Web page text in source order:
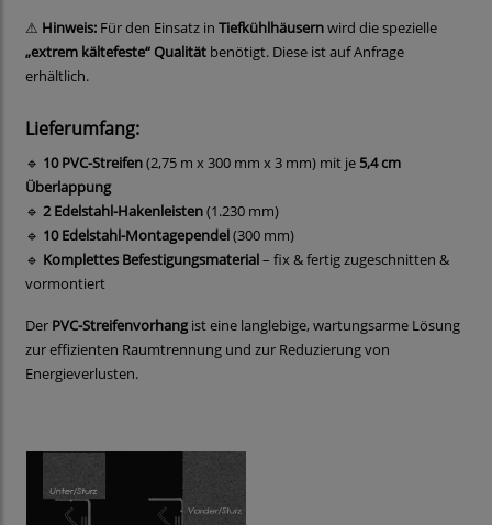
⚠ Hinweis: Für den Einsatz in Tiefkühlhäusernwird die spezielle
„extrem kältefeste“ Qualität benötigt. Diese ist auf Anfrage
erhältlich.
Lieferumfang:
🔹 10 PVC-Streifen(2,75 m x 300 mm x 3 mm) mit je 5,4 cm
Überlappung
🔹 2 Edelstahl-Hakenleisten(1.230 mm)
🔹 10 Edelstahl-Montagependel(300 mm)
🔹 Komplettes Befestigungsmaterial– fix & fertig zugeschnitten &
vormontiert
Der PVC-Streifenvorhangist eine langlebige, wartungsarme Lösung
zur effizienten Raumtrennung und zur Reduzierung von
Energieverlusten.